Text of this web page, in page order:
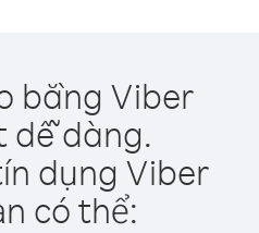
bằng Viber
dễ dàng.
dụng Viber
có thể: